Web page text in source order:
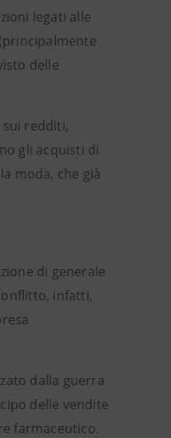
legati alle
delle
redditi,
gli acquisti di
moda, che già
di generale
infatti,
dalla guerra
delle vendite
farmaceutico.